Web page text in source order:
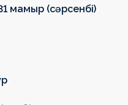
мамыр (сәрсенбі)